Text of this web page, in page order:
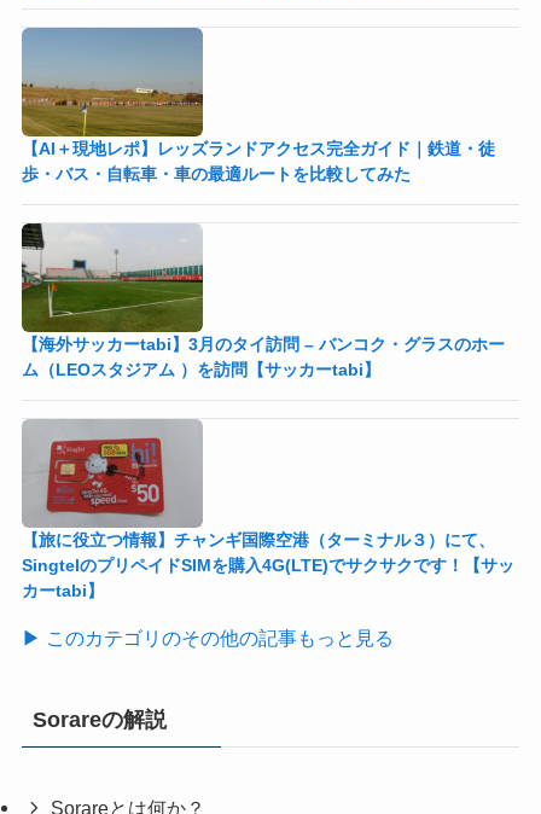
【AI＋現地レポ】レッズランドアクセス完全ガイド｜鉄道・徒
歩・バス・自転車・車の最適ルートを比較してみた
【海外サッカーtabi】3月のタイ訪問 – バンコク・グラスのホー
ム（LEOスタジアム ）を訪問【サッカーtabi】
【旅に役立つ情報】チャンギ国際空港（ターミナル３）にて、
SingtelのプリペイドSIMを購入4G(LTE)でサクサクです！【サッ
カーtabi】
▶ このカテゴリのその他の記事もっと見る
Sorareの解説
Sorareとは何か？